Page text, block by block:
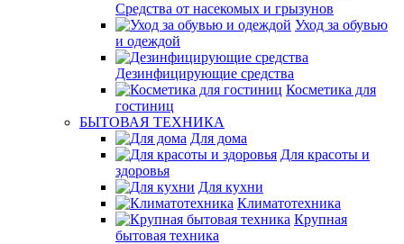
Средства от насекомых и грызунов
Уход за обувью
и одеждой
Дезинфицирующие средства
Косметика для
гостиниц
БЫТОВАЯ ТЕХНИКА
Для дома
Для красоты и
здоровья
Для кухни
Климатотехника
Крупная
бытовая техника